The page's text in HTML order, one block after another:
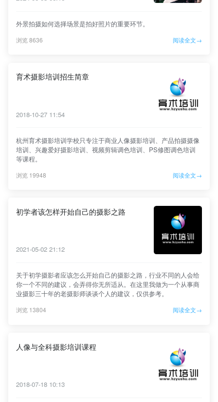
外景拍摄如何选择场景是拍好照片的重要环节。
浏览 8636 阅读全文→
育术摄影培训招生简章
2018-10-27 11:54
杭州育术摄影培训学校只专注于商业人像摄影培训、产品拍摄摄像
培训、兴趣爱好摄影培训、视频剪辑调色培训、PS修图调色培训
等课程。
浏览 19948 阅读全文→
初学者该怎样开始自己的摄影之路
2021-05-02 21:12
关于初学摄影者应该怎么开始自己的摄影之路，行业不同的人会给
你一个不同的建议，会弄得你无所适从。在这里我做为一个从事商
业摄影三十年的老摄影师谈谈个人的建议，仅供参考。
浏览 13804 阅读全文→
人像与全科摄影培训课程
2018-07-18 10:13